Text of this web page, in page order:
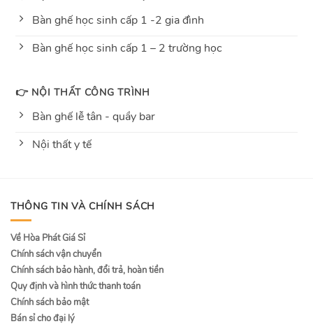
Bàn ghế học sinh cấp 1 -2 gia đình
Bàn ghế học sinh cấp 1 – 2 trường học
👉 NỘI THẤT CÔNG TRÌNH
Bàn ghế lễ tân - quầy bar
Nội thất y tế
THÔNG TIN VÀ CHÍNH SÁCH
Về Hòa Phát Giá Sỉ
Chính sách vận chuyển
Chính sách bảo hành, đổi trả, hoàn tiền
Quy định và hình thức thanh toán
Chính sách bảo mật
Bán sỉ cho đại lý